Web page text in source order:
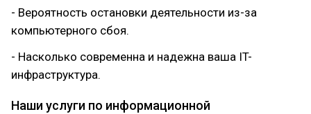
- Вероятность остановки деятельности из-за
компьютерного сбоя.
- Насколько современна и надежна ваша IT-
инфраструктура.
Наши услуги по информационной